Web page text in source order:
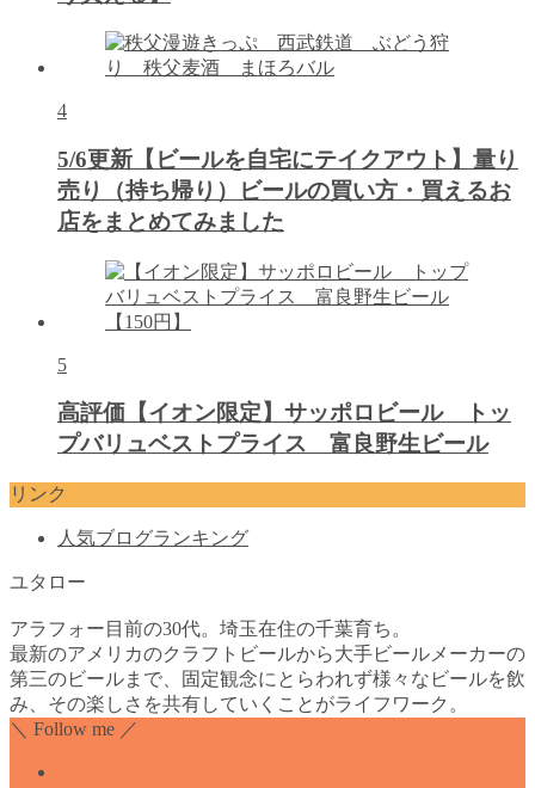
4
5/6更新【ビールを自宅にテイクアウト】量り
売り（持ち帰り）ビールの買い方・買えるお
店をまとめてみました
5
高評価【イオン限定】サッポロビール トッ
プバリュベストプライス 富良野生ビール
リンク
人気ブログランキング
ユタロー
アラフォー目前の30代。埼玉在住の千葉育ち。
最新のアメリカのクラフトビールから大手ビールメーカーの
第三のビールまで、固定観念にとらわれず様々なビールを飲
み、その楽しさを共有していくことがライフワーク。
＼ Follow me ／